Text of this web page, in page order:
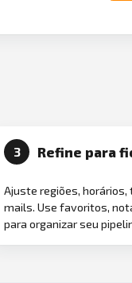
3 Refine para
Ajuste regiões,
mails. Use favoritos,
para organizar seu